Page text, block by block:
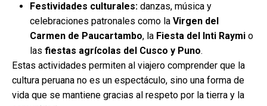
Festividades culturales: danzas, música y
celebraciones patronales como la Virgen del
Carmen de Paucartambo, la Fiesta del Inti Raymi o
las fiestas agrícolas del Cusco y Puno.
Estas actividades permiten al viajero comprender que la
cultura peruana no es un espectáculo, sino una forma de
vida que se mantiene gracias al respeto por la tierra y la